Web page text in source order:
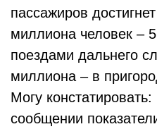
пассажиров
миллиона человек –
поездами дальнего
миллиона – в
Могу
сообщении